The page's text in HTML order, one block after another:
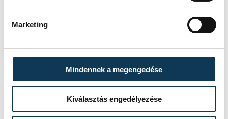
Marketing
Mindennek a megengedése
Kiválasztás engedélyezése
volt, futurisztikus látvány, ikonikus
elektronikus hangzás és egy este,
valószínűleg soha nem felejtek el.